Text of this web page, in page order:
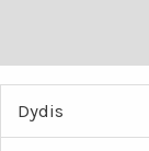
Dydis